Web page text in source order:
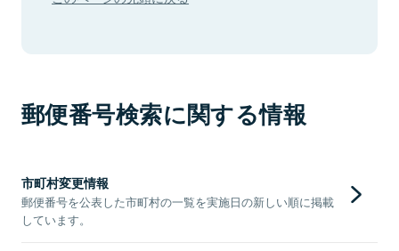
郵便番号検索に関する情報
市町村変更情報
郵便番号を公表した市町村の一覧を実施日の新しい順に掲載
しています。